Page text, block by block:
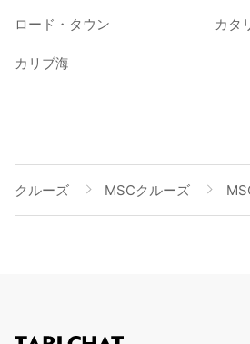
ロード・タウン カタ
カリブ海
クルーズ MSCクルーズ